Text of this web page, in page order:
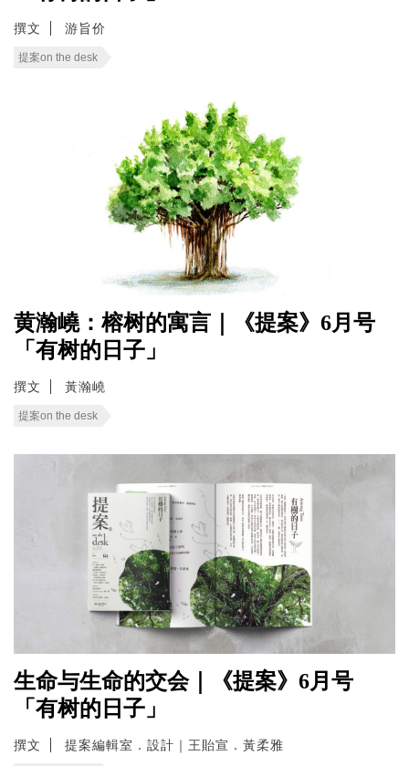
撰文 游旨价
提案on the desk
黄瀚嶢：榕树的寓言｜《提案》6月号
「有树的日子」
撰文 黃瀚嶢
提案on the desk
生命与生命的交会｜《提案》6月号
「有树的日子」
撰文 提案編輯室．設計｜王貽宣．黃柔雅